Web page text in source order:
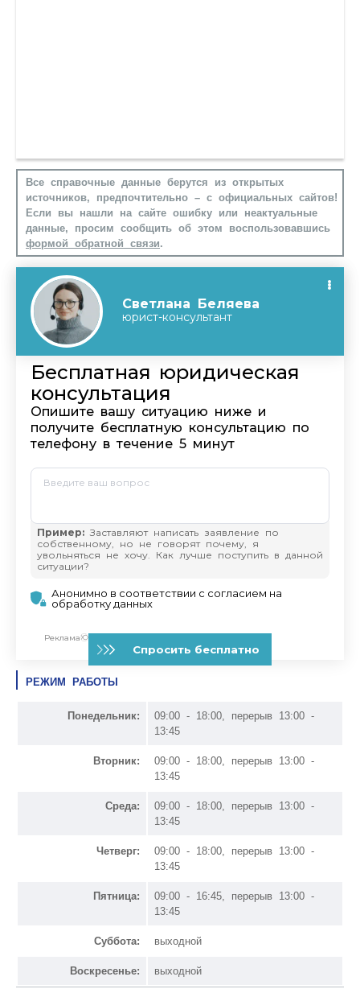
Все справочные данные берутся из открытых
источников, предпочтительно – с официальных сайтов!
Если вы нашли на сайте ошибку или неактуальные
данные, просим сообщить об этом воспользовавшись
формой обратной связи.
РЕЖИМ РАБОТЫ
Понедельник:
09:00 - 18:00, перерыв 13:00 -
13:45
Вторник:
09:00 - 18:00, перерыв 13:00 -
13:45
Среда:
09:00 - 18:00, перерыв 13:00 -
13:45
Четверг:
09:00 - 18:00, перерыв 13:00 -
13:45
Пятница:
09:00 - 16:45, перерыв 13:00 -
13:45
Суббота: выходной
Воскресенье: выходной